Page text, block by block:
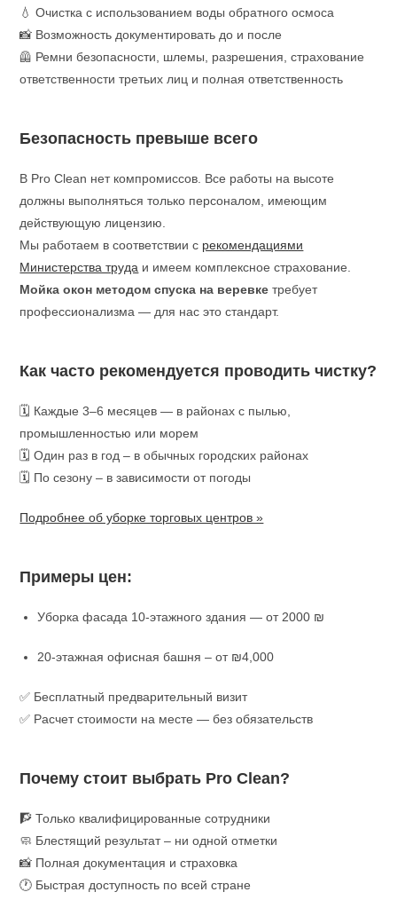
💧 Очистка с использованием воды обратного осмоса
📸 Возможность документировать до и после
🦺 Ремни безопасности, шлемы, разрешения, страхование
ответственности третьих лиц и полная ответственность
Безопасность превыше всего
В Pro Clean нет компромиссов. Все работы на высоте
должны выполняться только персоналом, имеющим
действующую лицензию.
Мы работаем в соответствии с рекомендациями
Министерства труда и имеем комплексное страхование.
Мойка окон методом спуска на веревке требует
профессионализма — для нас это стандарт.
Как часто рекомендуется проводить чистку?
🗓 Каждые 3–6 месяцев — в районах с пылью,
промышленностью или морем
🗓 Один раз в год – в обычных городских районах
🗓 По сезону – в зависимости от погоды
Подробнее об уборке торговых центров »
Примеры цен:
Уборка фасада 10-этажного здания — от 2000 ₪
20-этажная офисная башня – от ₪4,000
✅ Бесплатный предварительный визит
✅ Расчет стоимости на месте — без обязательств
Почему стоит выбрать Pro Clean?
🧗 Только квалифицированные сотрудники
🧼 Блестящий результат – ни одной отметки
📸 Полная документация и страховка
🕐 Быстрая доступность по всей стране